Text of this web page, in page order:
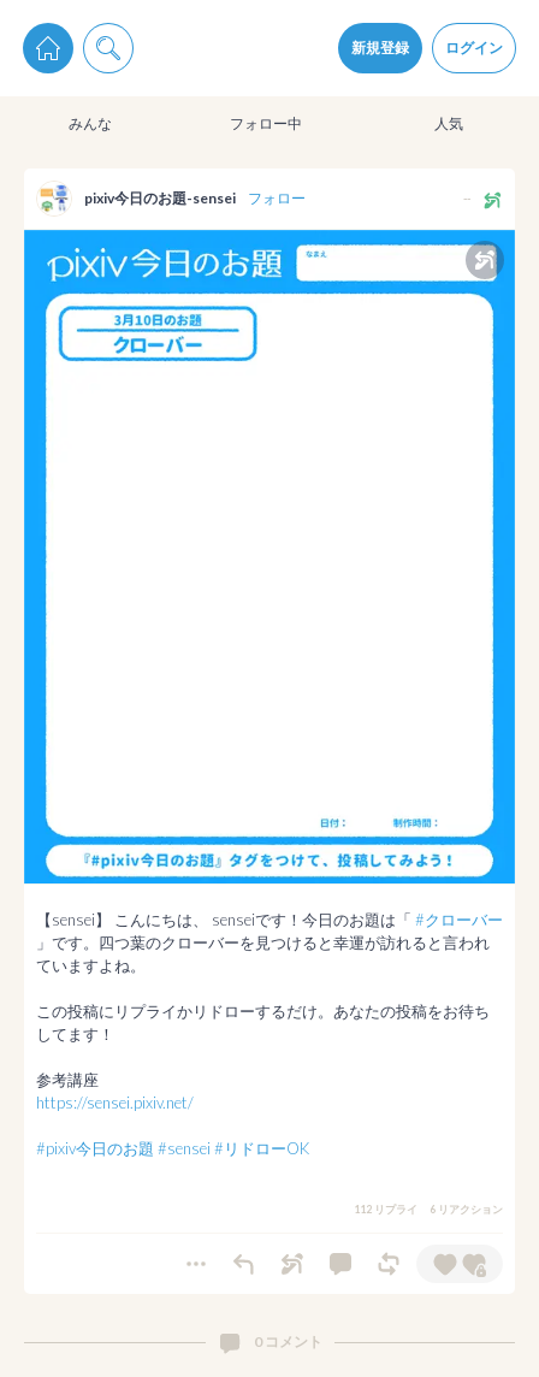
新規登録 ログイン
pixiv Sketchは2024年5月28日付で プライパシーポリシーを改定しました。
通知を受け取るにはここをクリックします
pixiv Sketchアプリでさらに快適に！
みんな フォロー中 人気
pixiv今日のお題-sensei フォロー --
【sensei】 こんにちは、 senseiです！今日のお題は「 #クローバー
」です。四つ葉のクローバーを見つけると幸運が訪れると言われ
ていますよね。
この投稿にリプライかリドローするだけ。あなたの投稿をお待ち
してます！
https://sensei.pixiv.net/
#pixiv今日のお題 #sensei #リドローOK
112 リプライ 6 リアクション
0 コメント